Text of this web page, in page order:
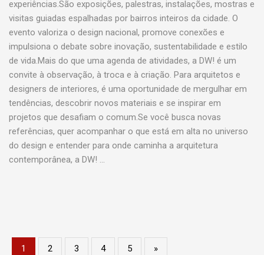
experiências.São exposições, palestras, instalações, mostras e
visitas guiadas espalhadas por bairros inteiros da cidade. O
evento valoriza o design nacional, promove conexões e
impulsiona o debate sobre inovação, sustentabilidade e estilo
de vida.Mais do que uma agenda de atividades, a DW! é um
convite à observação, à troca e à criação. Para arquitetos e
designers de interiores, é uma oportunidade de mergulhar em
tendências, descobrir novos materiais e se inspirar em
projetos que desafiam o comum.Se você busca novas
referências, quer acompanhar o que está em alta no universo
do design e entender para onde caminha a arquitetura
contemporânea, a DW! …
1 2 3 4 5 »